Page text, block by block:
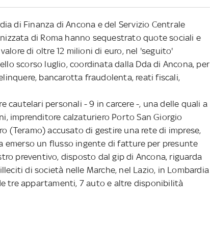
di Finanza di Ancona e del Servizio Centrale
di Roma hanno sequestrato quote sociali e
di oltre 12 milioni di euro, nel 'seguito'
scorso luglio, coordinata dalla Dda di Ancona, per
bancarotta fraudolenta, reati fiscali,
cautelari personali - 9 in carcere -, una delle quali a
imprenditore calzaturiero Porto San Giorgio
(Teramo) accusato di gestire una rete di imprese,
emerso un flusso ingente di fatture per presunte
preventivo, disposto dal gip di Ancona, riguarda
di società nelle Marche, nel Lazio, in Lombardia
tre appartamenti, 7 auto e altre disponibilità